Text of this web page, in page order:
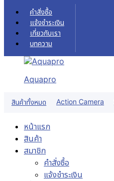
Skip to content
คำสั่งซื้อ
แจ้งชำระเงิน
เกี่ยวกับเรา
บทความ
Aquapro
สินค้าทั้งหมด Action Camera
หน้าแรก
สินค้า
สมาชิก
คำสั่งซื้อ
แจ้งชำระเงิน